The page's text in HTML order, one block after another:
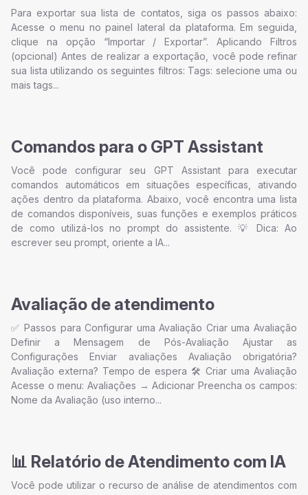
Para exportar sua lista de contatos, siga os passos abaixo:
Acesse o menu no painel lateral da plataforma. Em seguida,
clique na opção “Importar / Exportar”. Aplicando Filtros
(opcional) Antes de realizar a exportação, você pode refinar
sua lista utilizando os seguintes filtros: Tags: selecione uma ou
mais tags...
Comandos para o GPT Assistant
Você pode configurar seu GPT Assistant para executar
comandos automáticos em situações específicas, ativando
ações dentro da plataforma. Abaixo, você encontra uma lista
de comandos disponíveis, suas funções e exemplos práticos
de como utilizá-los no prompt do assistente. 💡 Dica: Ao
escrever seu prompt, oriente a IA...
Avaliação de atendimento
✅ Passos para Configurar uma Avaliação Criar uma Avaliação
Definir a Mensagem de Pós-Avaliação Ajustar as
Configurações Enviar avaliações Avaliação obrigatória?
Avaliação externa? Tempo de espera 🛠️ Criar uma Avaliação
Acesse o menu: Avaliações → Adicionar Preencha os campos:
Nome da Avaliação (uso interno...
📊 Relatório de Atendimento com IA
Você pode utilizar o recurso de análise de atendimentos com